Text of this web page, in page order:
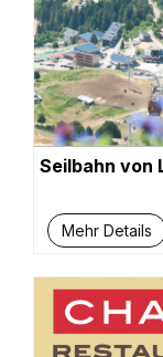
Seilbahn von
Mehr Details